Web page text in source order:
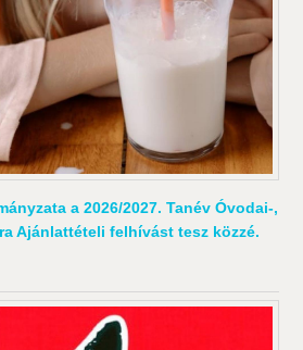
a 2026/2027. Tanév Óvodai-,
Ajánlattételi felhívást tesz közzé.